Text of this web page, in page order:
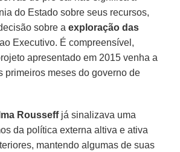
do Estado sobre seus recursos,
sobre aexploração das
Executivo. É compreensível,
apresentado em 2015 venha a
primeiros meses do governo de
Rousseffjá sinalizava uma
da política externa altiva e ativa
mantendo algumas de suas